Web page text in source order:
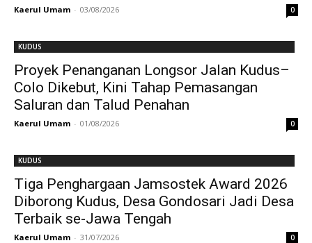
Kaerul Umam - 03/08/2026 0
KUDUS
Proyek Penanganan Longsor Jalan Kudus–
Colo Dikebut, Kini Tahap Pemasangan
Saluran dan Talud Penahan
Kaerul Umam - 01/08/2026 0
KUDUS
Tiga Penghargaan Jamsostek Award 2026
Diborong Kudus, Desa Gondosari Jadi Desa
Terbaik se-Jawa Tengah
Kaerul Umam - 31/07/2026 0